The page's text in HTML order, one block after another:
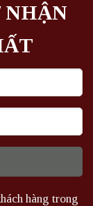
hàng trong